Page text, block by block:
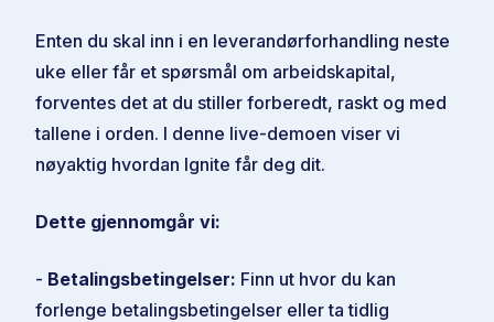
Enten du skal inn i en leverandørforhandling neste
uke eller får et spørsmål om arbeidskapital,
forventes det at du stiller forberedt, raskt og med
tallene i orden. I denne live-demoen viser vi
nøyaktig hvordan Ignite får deg dit.
Dette gjennomgår vi:
- Betalingsbetingelser: Finn ut hvor du kan
forlenge betalingsbetingelser eller ta tidlig